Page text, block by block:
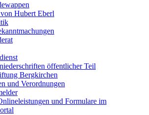
Hubert Eberl
öffentlicher Teil
Bergkirchen
und Verordnungen
und Formulare im